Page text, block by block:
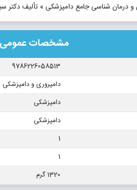
و درمان شناسی جامع دامپزشکی » تألیف
مشخصات عمومی
9786226058513
دامپروری و دامپزشکی
دامپزشکی
دامپزشکی
1
1
1320 گرم